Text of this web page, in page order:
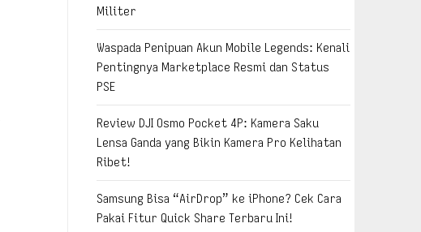
Militer
Waspada Penipuan Akun Mobile Legends: Kenali
Pentingnya Marketplace Resmi dan Status
PSE
Review DJI Osmo Pocket 4P: Kamera Saku
Lensa Ganda yang Bikin Kamera Pro Kelihatan
Ribet!
Samsung Bisa “AirDrop” ke iPhone? Cek Cara
Pakai Fitur Quick Share Terbaru Ini!